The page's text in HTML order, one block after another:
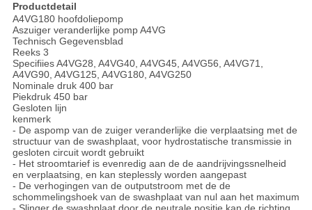
Productdetail
A4VG180 hoofdoliepomp
Aszuiger veranderlijke pomp A4VG
Technisch Gegevensblad
Reeks 3
Specifiies A4VG28, A4VG40, A4VG45, A4VG56, A4VG71,
A4VG90, A4VG125, A4VG180, A4VG250
Nominale druk 400 bar
Piekdruk 450 bar
Gesloten lijn
kenmerk
- De aspomp van de zuiger veranderlijke die verplaatsing met de
structuur van de swashplaat, voor hydrostatische transmissie in
gesloten circuit wordt gebruikt
- Het stroomtarief is evenredig aan de de aandrijvingssnelheid
en verplaatsing, en kan steplessly worden aangepast
- De verhogingen van de outputstroom met de de
schommelingshoek van de swashplaat van nul aan het maximum